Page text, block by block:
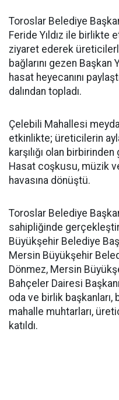
Toroslar Belediye
Feride Yıldız ile birlikte
ziyaret ederek
bağlarını gezen
hasat heyecanını
dalından topladı.
Çelebili Mahallesi
etkinlikte; üreticilerin
karşılığı olan
Hasat coşkusu, müzik
havasına dönüştü.
Toroslar Belediye
sahipliğinde
Büyükşehir Belediye
Mersin Büyükşehir
Dönmez, Mersin
Bahçeler Dairesi
oda ve birlik
mahalle muhtarları,
katıldı.